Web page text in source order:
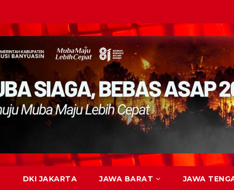
DKI JAKARTA JAWA BARAT JAWA